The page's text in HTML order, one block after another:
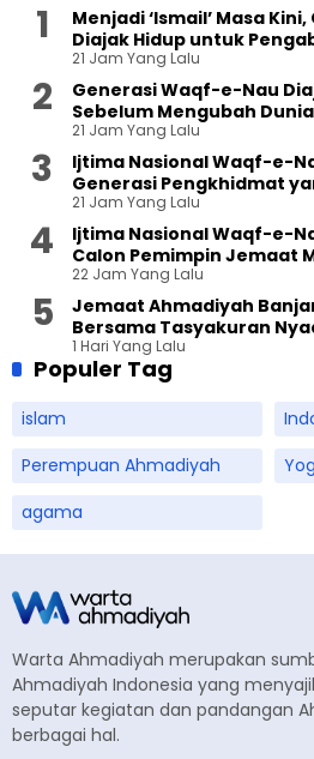
Menjadi ‘Ismail’ Masa
Diajak Hidup untuk
21 Jam Yang Lalu
Generasi Waqf-e-Nau
Sebelum Mengubah Dunia
21 Jam Yang Lalu
Ijtima Nasional Waqf-e-
Generasi Pengkhidmat
21 Jam Yang Lalu
Ijtima Nasional Waqf-e-
Calon Pemimpin Jemaat
22 Jam Yang Lalu
Jemaat Ahmadiyah
Bersama Tasyakuran
1 Hari Yang Lalu
Populer Tag
islam
Perempuan Ahmadiyah
agama
Warta Ahmadiyah merupakan
Ahmadiyah Indonesia yang
seputar kegiatan dan pandangan
berbagai hal.